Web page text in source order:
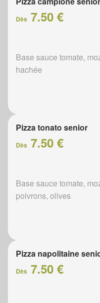
Dès 7.50 €
Base sauce tomate,
hachée
Pizza tonato senior
Dès 7.50 €
Base sauce tomate,
poivrons, olives
Pizza napolitaine
Dès 7.50 €